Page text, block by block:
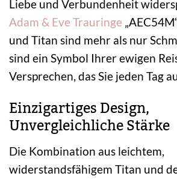
Liebe und Verbundenheit
Adam & Eve Trauringe
und Titan sind mehr als nur
sind ein Symbol Ihrer ewigen
Versprechen, das Sie jeden Tag
Einzigartiges Design,
Unvergleichliche Stärke
Die Kombination aus leichtem,
widerstandsfähigem Titan und